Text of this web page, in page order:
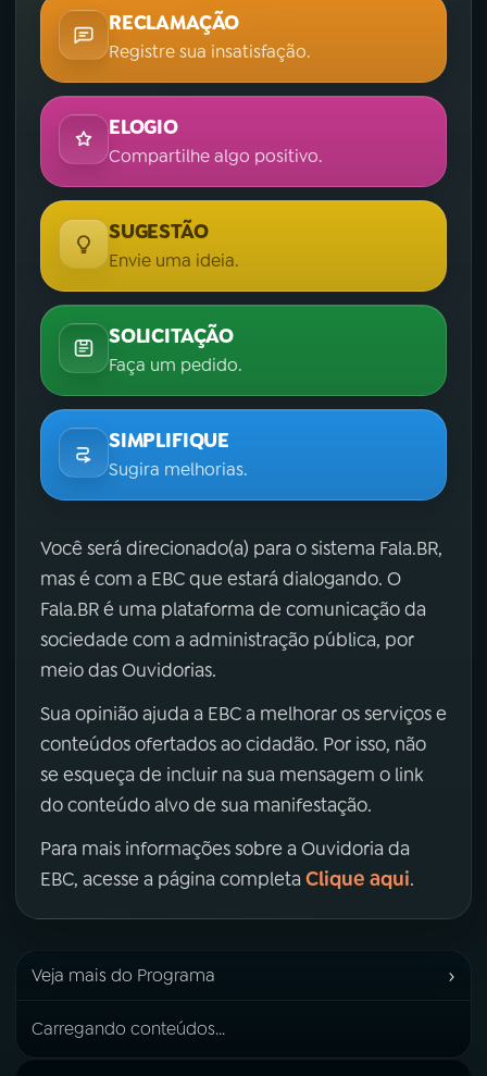
RECLAMAÇÃO
Registre sua insatisfação.
ELOGIO
Compartilhe algo positivo.
SUGESTÃO
Envie uma ideia.
SOLICITAÇÃO
Faça um pedido.
SIMPLIFIQUE
Sugira melhorias.
Você será direcionado(a) para o sistema Fala.BR,
mas é com a EBC que estará dialogando. O
Fala.BR é uma plataforma de comunicação da
sociedade com a administração pública, por
meio das Ouvidorias.
Sua opinião ajuda a EBC a melhorar os serviços e
conteúdos ofertados ao cidadão. Por isso, não
se esqueça de incluir na sua mensagem o link
do conteúdo alvo de sua manifestação.
Para mais informações sobre a Ouvidoria da
EBC, acesse a página completa Clique aqui.
Veja mais do Programa ›
Carregando conteúdos...